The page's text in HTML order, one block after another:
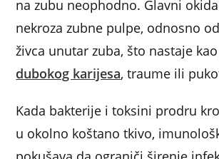
na zubu neophodno. Glavni
nekroza zubne pulpe, odnosno
živca unutar zuba, što nastaje
dubokog karijesa, traume ili
Kada bakterije i toksini prodru
u okolno koštano tkivo,